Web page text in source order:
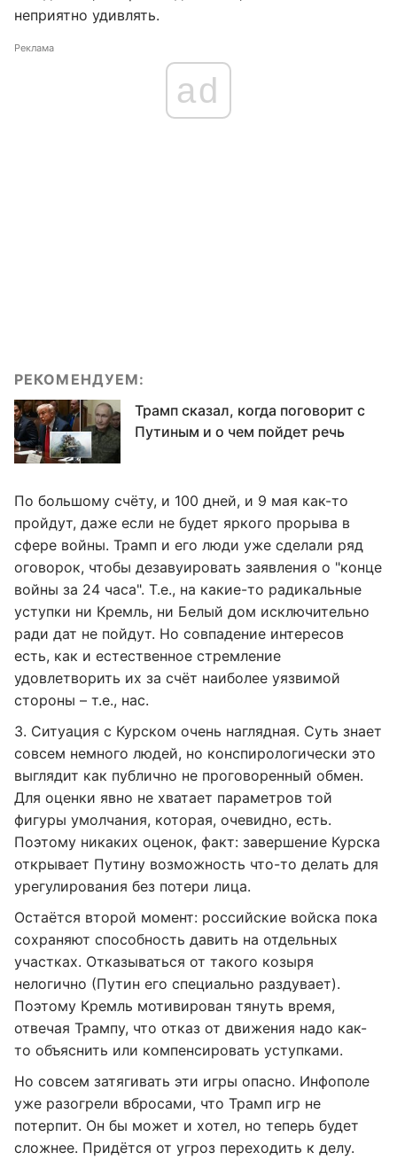
неприятно удивлять.
Реклама
ad
РЕКОМЕНДУЕМ:
Трамп сказал, когда поговорит с
Путиным и о чем пойдет речь
По большому счёту, и 100 дней, и 9 мая как-то
пройдут, даже если не будет яркого прорыва в
сфере войны. Трамп и его люди уже сделали ряд
оговорок, чтобы дезавуировать заявления о "конце
войны за 24 часа". Т.е., на какие-то радикальные
уступки ни Кремль, ни Белый дом исключительно
ради дат не пойдут. Но совпадение интересов
есть, как и естественное стремление
удовлетворить их за счёт наиболее уязвимой
стороны – т.е., нас.
3. Ситуация с Курском очень наглядная. Суть знает
совсем немного людей, но конспирологически это
выглядит как публично не проговоренный обмен.
Для оценки явно не хватает параметров той
фигуры умолчания, которая, очевидно, есть.
Поэтому никаких оценок, факт: завершение Курска
открывает Путину возможность что-то делать для
урегулирования без потери лица.
Остаётся второй момент: российские войска пока
сохраняют способность давить на отдельных
участках. Отказываться от такого козыря
нелогично (Путин его специально раздувает).
Поэтому Кремль мотивирован тянуть время,
отвечая Трампу, что отказ от движения надо как-
то объяснить или компенсировать уступками.
Но совсем затягивать эти игры опасно. Инфополе
уже разогрели вбросами, что Трамп игр не
потерпит. Он бы может и хотел, но теперь будет
сложнее. Придётся от угроз переходить к делу.